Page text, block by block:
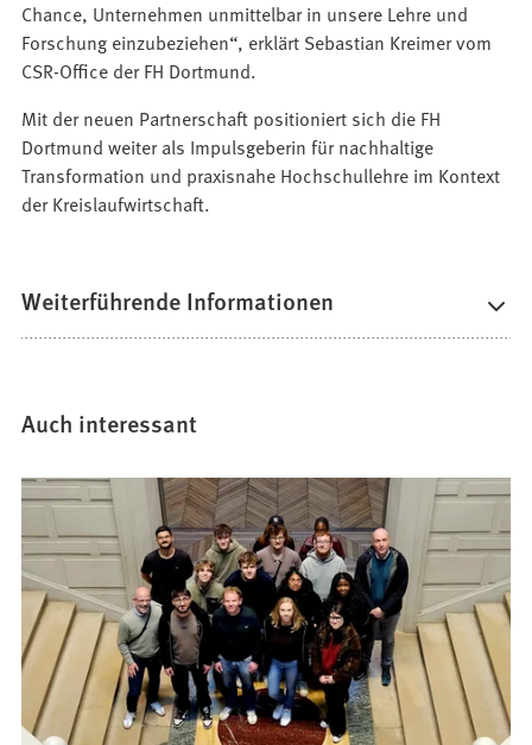
Chance, Unternehmen unmittelbar in unsere Lehre und
Forschung einzubeziehen“, erklärt Sebastian Kreimer vom
CSR-Office der FH Dortmund.
Mit der neuen Partnerschaft positioniert sich die FH
Dortmund weiter als Impulsgeberin für nachhaltige
Transformation und praxisnahe Hochschullehre im Kontext
der Kreislaufwirtschaft.
Weiterführende Informationen
Auch interessant